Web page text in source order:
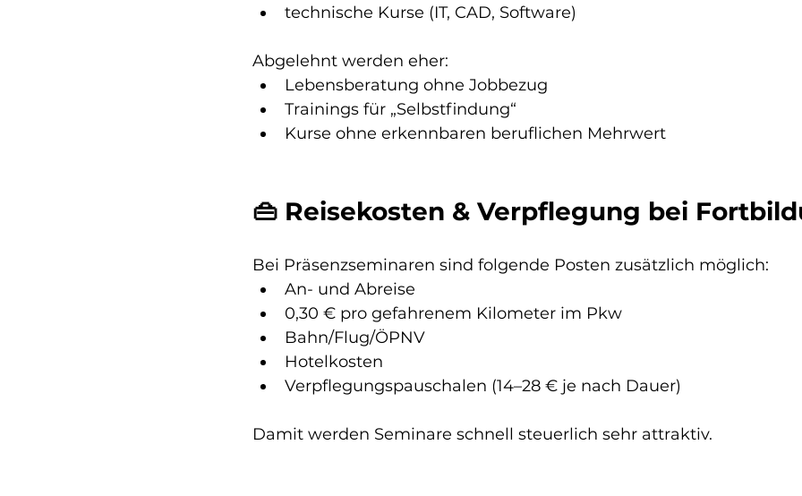
technische Kurse (IT, CAD, Software)
Abgelehnt werden eher:
Lebensberatung ohne Jobbezug
Trainings für „Selbstfindung“
Kurse ohne erkennbaren beruflichen Mehrwert
👜 Reisekosten & Verpflegung bei
Bei Präsenzseminaren sind folgende Posten zusätzlich möglich:
An- und Abreise
0,30 € pro gefahrenem Kilometer im Pkw
Bahn/Flug/ÖPNV
Hotelkosten
Verpflegungspauschalen (14–28 € je nach Dauer)
Damit werden Seminare schnell steuerlich sehr attraktiv.